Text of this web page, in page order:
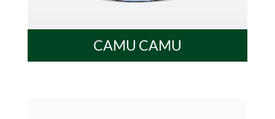
CAMU CAMU